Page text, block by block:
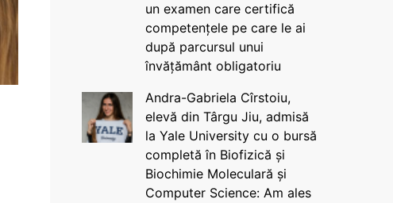
un examen care certifică
competențele pe care le ai
după parcursul unui
învățământ obligatoriu
Andra-Gabriela Cîrstoiu,
elevă din Târgu Jiu, admisă
la Yale University cu o bursă
completă în Biofizică și
Biochimie Moleculară și
Computer Science: Am ales